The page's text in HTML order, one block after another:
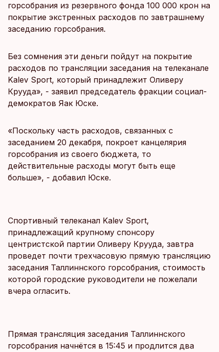
горсобрания из резервного фонда 100 000 крон на
покрытие экстренных расходов по завтрашнему
заседанию горсобрания.
Без сомнения эти деньги пойдут на покрытие
расходов по трансляции заседания на телеканале
Kalev Sport, который принадлежит Оливеру
Крууда», - заявил председатель фракции социал-
демократов Яак Юске.
«Поскольку часть расходов, связанных с
заседанием 20 декабря, покроет канцелярия
горсобрания из своего бюджета, то
действительные расходы могут быть еще
больше», - добавил Юске.
Спортивный телеканал Kalev Sport,
принадлежащий крупному спонсору
центристской партии Оливеру Крууда, завтра
проведет почти трехчасовую прямую трансляцию
заседания Таллиннского горсобрания, стоимость
которой городские руководители не пожелали
вчера огласить.
Прямая трансляция заседания Таллиннского
горсобрания начнётся в 15:45 и продлится два